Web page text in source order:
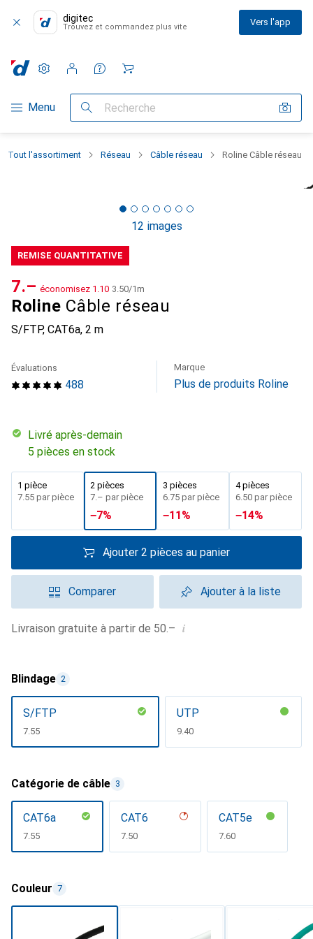
digitec
Trouvez et commandez plus vite Vers l'app
Navigation par catégorie
Menu Recherche
Paramètres
Compte client
Listes de comparaison
Listes d'envies
Panier
Tout l'assortiment Réseau Câble réseau Roline Câble réseau
12 images
REMISE QUANTITATIVE
Roline Câble réseau
S/FTP, CAT6a, 2 m
CHF
7.– économisez CHF
1.10 CHF
3.50/1m
488
Évaluations Marque
Plus de produits Roline
Livré après-demain
5 pièces en stock
1 pièce
CHF
7.55 par pièce
2 pièces
CHF
7.– par pièce
−7%
3 pièces
CHF
6.75 par pièce
−11%
4 pièces
CHF
6.50 par pièce
−14%
Ajouter 2 pièces au panier
Comparer Ajouter à la liste
Livraison gratuite à partir de 50.– i
Blindage 2
S/FTP
CHF
7.55
UTP
CHF
9.40
Catégorie de câble 3
CAT6a
CHF
7.55
CAT6
CHF
7.50
CAT5e
CHF
7.60
Couleur 7